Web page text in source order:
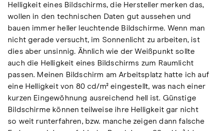
Helligkeit eines Bildschirms, die Hersteller merken das,
wollen in den technischen Daten gut aussehen und
bauen immer heller leuchtende Bildschirme. Wenn man
nicht gerade versucht, im Sonnenlicht zu arbeiten, ist
dies aber unsinnig. Ähnlich wie der Weißpunkt sollte
auch die Helligkeit eines Bildschirms zum Raumlicht
passen. Meinen Bildschirm am Arbeitsplatz hatte ich auf
eine Helligkeit von 80 cd/m² eingestellt, was nach einer
kurzen Eingewöhnung ausreichend hell ist. Günstige
Bildschirme können teilweise ihre Helligkeit gar nicht
so weit runterfahren, bzw. manche zeigen dann falsche